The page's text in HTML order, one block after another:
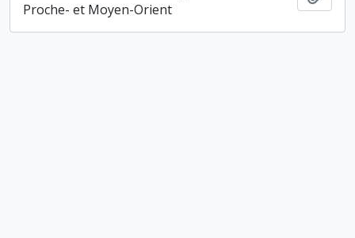
Proche- et Moyen-Orient